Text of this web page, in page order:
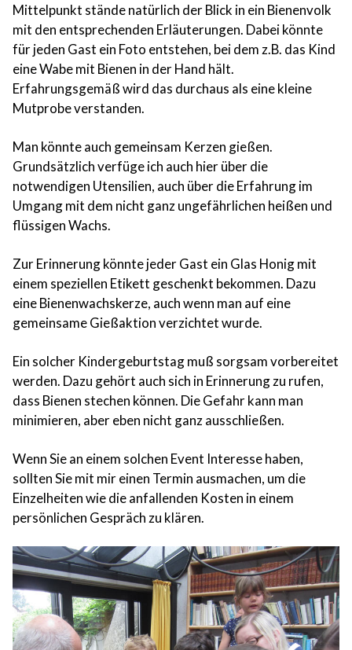
Mittelpunkt stände natürlich der Blick in ein Bienenvolk
mit den entsprechenden Erläuterungen. Dabei könnte
für jeden Gast ein Foto entstehen, bei dem z.B. das Kind
eine Wabe mit Bienen in der Hand hält.
Erfahrungsgemäß wird das durchaus als eine kleine
Mutprobe verstanden.
Man könnte auch gemeinsam Kerzen gießen.
Grundsätzlich verfüge ich auch hier über die
notwendigen Utensilien, auch über die Erfahrung im
Umgang mit dem nicht ganz ungefährlichen heißen und
flüssigen Wachs.
Zur Erinnerung könnte jeder Gast ein Glas Honig mit
einem speziellen Etikett geschenkt bekommen. Dazu
eine Bienenwachskerze, auch wenn man auf eine
gemeinsame Gießaktion verzichtet wurde.
Ein solcher Kindergeburtstag muß sorgsam vorbereitet
werden. Dazu gehört auch sich in Erinnerung zu rufen,
dass Bienen stechen können. Die Gefahr kann man
minimieren, aber eben nicht ganz ausschließen.
Wenn Sie an einem solchen Event Interesse haben,
sollten Sie mit mir einen Termin ausmachen, um die
Einzelheiten wie die anfallenden Kosten in einem
persönlichen Gespräch zu klären.